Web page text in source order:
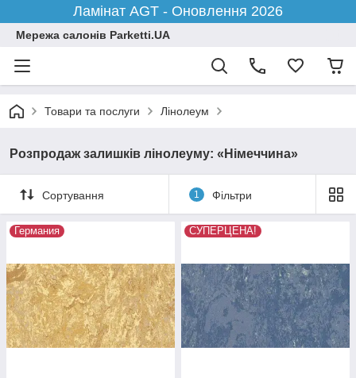
Ламінат AGT - Оновлення 2026
Мережа салонів Parketti.UA
Товари та послуги Лінолеум
Розпродаж залишків лінолеуму: «Німеччина»
Сортування 1 Фільтри
Германия СУПЕРЦЕНА!